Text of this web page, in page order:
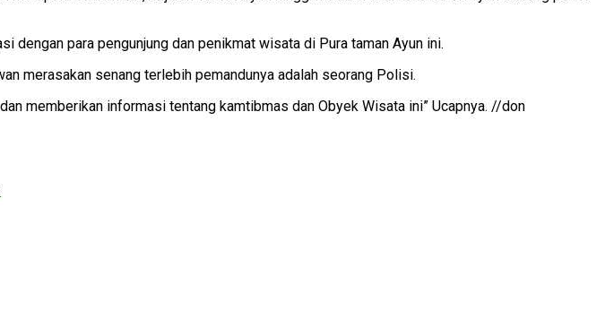
dengan para pengunjung dan penikmat wisata di Pura taman Ayun ini.
merasakan senang terlebih pemandunya adalah seorang Polisi.
memberikan informasi tentang kamtibmas dan Obyek Wisata ini” Ucapnya. //don